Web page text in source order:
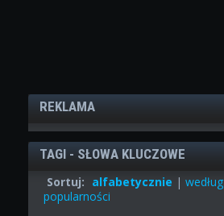
REKLAMA
TAGI - SŁOWA KLUCZOWE
Sortuj: alfabetycznie |według
popularności